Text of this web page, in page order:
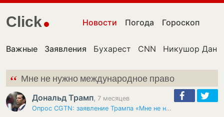
Click Новости Погода Гороскоп
Важные Заявления Бухарест CNN Никушор Дан
“ Мне не нужно международное право
Дональд Трамп, 7 месяцев
Опрос CGTN: заявление Трампа «Мне не нужно международное право»…